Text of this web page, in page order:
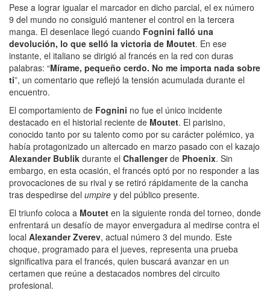
Pese a lograr igualar el marcador en dicho parcial, el ex número
9 del mundo no consiguió mantener el control en la tercera
manga. El desenlace llegó cuando Fognini falló una
devolución, lo que selló la victoria de Moutet. En ese
instante, el italiano se dirigió al francés en la red con duras
palabras: “Mírame, pequeño cerdo. No me importa nada sobre
ti”, un comentario que reflejó la tensión acumulada durante el
encuentro.
El comportamiento de Fognini no fue el único incidente
destacado en el historial reciente de Moutet. El parisino,
conocido tanto por su talento como por su carácter polémico, ya
había protagonizado un altercado en marzo pasado con el kazajo
Alexander Bublik durante el Challengerde Phoenix. Sin
embargo, en esta ocasión, el francés optó por no responder a las
provocaciones de su rival y se retiró rápidamente de la cancha
tras despedirse del umpire y del público presente.
El triunfo coloca a Moutet en la siguiente ronda del torneo, donde
enfrentará un desafío de mayor envergadura al medirse contra el
local Alexander Zverev, actual número 3 del mundo. Este
choque, programado para el jueves, representa una prueba
significativa para el francés, quien buscará avanzar en un
certamen que reúne a destacados nombres del circuito
profesional.